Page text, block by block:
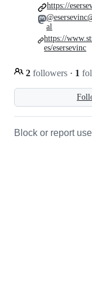
2 followers · 1
https://
al
https://
es/esersevinc
Block or report